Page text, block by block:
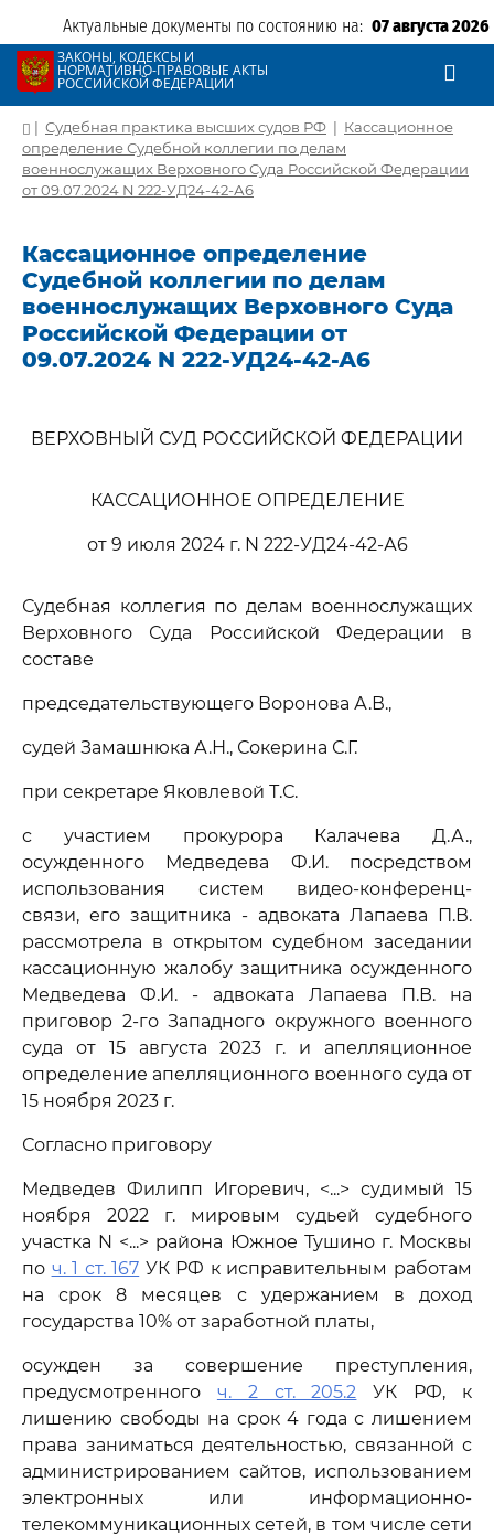
Актуальные документы по состоянию на: 07 августа 2026
ЗАКОНЫ, КОДЕКСЫ И
НОРМАТИВНО-ПРАВОВЫЕ АКТЫ
РОССИЙСКОЙ ФЕДЕРАЦИИ
| Судебная практика высших судов РФ | Кассационное
определение Судебной коллегии по делам
военнослужащих Верховного Суда Российской Федерации
от 09.07.2024 N 222-УД24-42-А6
Кассационное определение
Судебной коллегии по делам
военнослужащих Верховного Суда
Российской Федерации от
09.07.2024 N 222-УД24-42-А6
ВЕРХОВНЫЙ СУД РОССИЙСКОЙ ФЕДЕРАЦИИ
КАССАЦИОННОЕ ОПРЕДЕЛЕНИЕ
от 9 июля 2024 г. N 222-УД24-42-А6
Судебная коллегия по делам военнослужащих
Верховного Суда Российской Федерации в
составе
председательствующего Воронова А.В.,
судей Замашнюка А.Н., Сокерина С.Г.
при секретаре Яковлевой Т.С.
с участием прокурора Калачева Д.А.,
осужденного Медведева Ф.И. посредством
использования систем видео-конференц-
связи, его защитника - адвоката Лапаева П.В.
рассмотрела в открытом судебном заседании
кассационную жалобу защитника осужденного
Медведева Ф.И. - адвоката Лапаева П.В. на
приговор 2-го Западного окружного военного
суда от 15 августа 2023 г. и апелляционное
определение апелляционного военного суда от
15 ноября 2023 г.
Согласно приговору
Медведев Филипп Игоревич, <...> судимый 15
ноября 2022 г. мировым судьей судебного
участка N <...> района Южное Тушино г. Москвы
по ч. 1 ст. 167 УК РФ к исправительным работам
на срок 8 месяцев с удержанием в доход
государства 10% от заработной платы,
осужден за совершение преступления,
предусмотренного ч. 2 ст. 205.2 УК РФ, к
лишению свободы на срок 4 года с лишением
права заниматься деятельностью, связанной с
администрированием сайтов, использованием
электронных или информационно-
телекоммуникационных сетей, в том числе сети